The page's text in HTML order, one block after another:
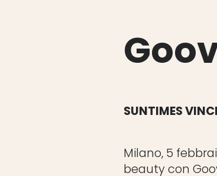
SUNTIMES
Milano, 5
beauty con